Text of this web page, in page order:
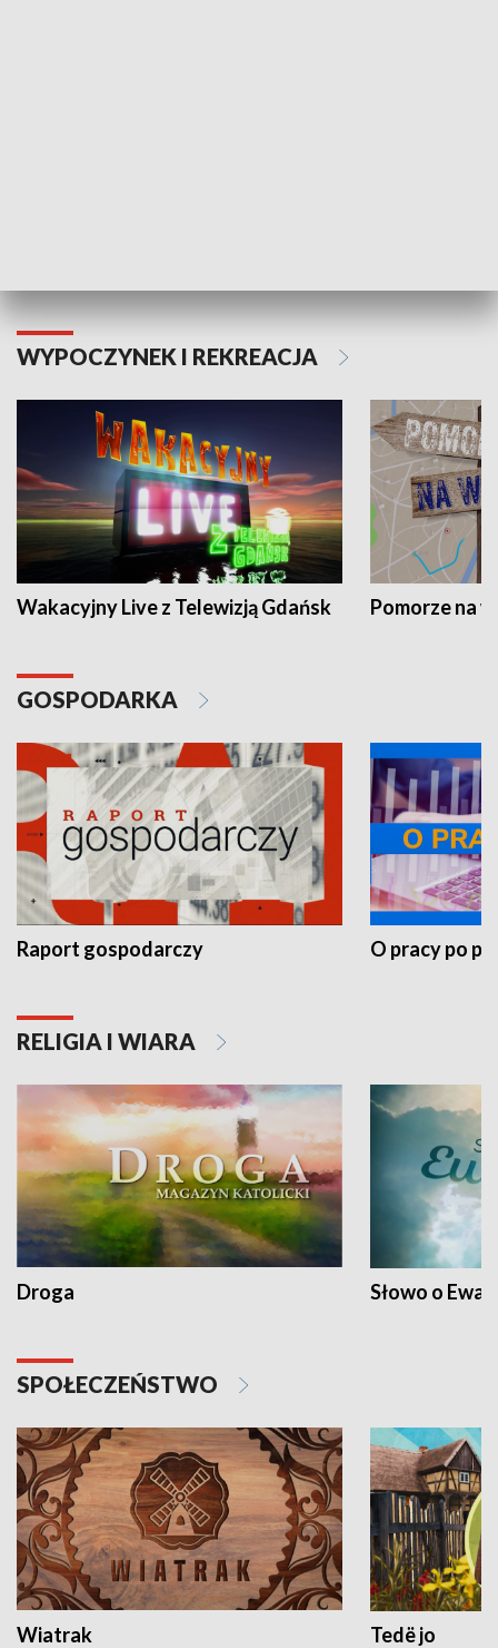
WYPOCZYNEK I REKREACJA
Wakacyjny Live z Telewizją Gdańsk Pomorze na
GOSPODARKA
Raport gospodarczy O pracy po
RELIGIA I WIARA
Droga Słowo o
SPOŁECZEŃSTWO
Wiatrak Tedë jo